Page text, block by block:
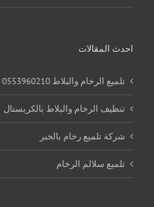
احدث المقالات
تلميع الرخام والبلاط 0553960210
تنظيف الرخام والبلاط بالكريستال
شركة تلميع رخام بالخبر
تلميع سلالم الرخام